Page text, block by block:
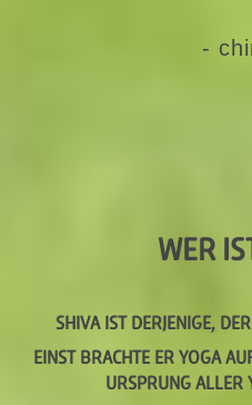
-
WER
SHIVA IST DERJENIGE,
EINST BRACHTE ER YOGA
URSPRUNG ALLER